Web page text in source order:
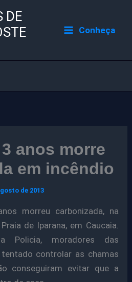
DE
Conheça
anos morre
em incêndio
de 2013
morreu carbonizada, na
de Iparana, em Caucaia.
Policia, moradores das
controlar as chamas
conseguiram evitar que a